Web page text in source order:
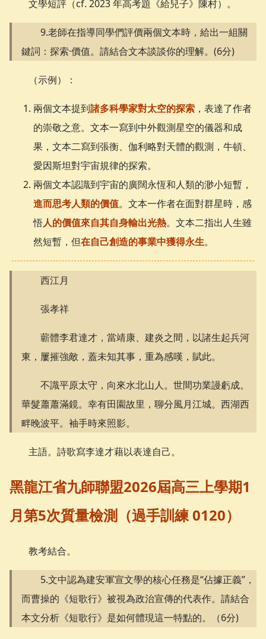
文學短評（cf. 2023 年高考題《給兒子》陳村）。
9.老師在指導同學們評價兩個文本時，給出一組關
鍵詞：探索·價值。請結合文本談談你的理解。(6分)
（示例）：
兩個文本提到諸多科學家對太空的探索 ，表達了作者
的崇敬之意。文本一寫到中外觀測星空的儀器和成
果，文本二寫到張衡、伽利略對天體的觀測，牛頓、
愛因斯坦對宇宙規律的探索。
兩個文本認識到宇宙的廣闊永恆和人類的渺小短暫，
進而思考人類的價值。文本一作者在面對群星時，感
悟人的價值來自其自身輸出光熱。文本二指出人生雖
然短暫，但在自己創造的事業中獲得永生。
西江月
張孝祥
蘄體李君達才，當靖康、建炎之間，以諸生起兵河
東，屢摧強敵，蓋未知其事，重為感嘆，賦此。
不識平原太守，向來水北山人。世間功業謾虧成。
華髮蕭蕭滿鏡。幸有田園故里，聊分風月江城。西湖西
畔晚波平。袖手時來照影。
主語。詩歌寫李達才藉以表達自己。
黑龍江省九師聯盟2026屆高三上學期1
月第5次質量檢測（過手訓練 0120）
教考結合。
5.文中認為建安軍宣文學的核心任務是“佔據正義”，
而曹操的《短歌行》被視為政治宣傳的代表作。請結合
本文分析《短歌行》是如何體現這一特點的。（6分)